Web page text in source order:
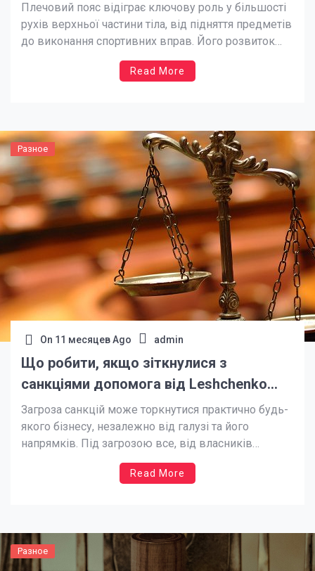
Плечовий пояс відіграє ключову роль у більшості
рухів верхньої частини тіла, від підняття предметів
до виконання спортивних вправ. Його розвиток
забезпечує не лише силу, а й стабільність,
координацію та профілактику травм. Тому
оцінки поточного стану […]
Read More
Разное
On 11 месяцев Ago admin
Що робити, якщо зіткнулися з
санкціями допомога від Leshchenko
Partners
Загроза санкцій може торкнутися практично будь-
якого бізнесу, незалежно від галузі та його
напрямків. Під загрозою все, від власників
компанії до активів. Обмеження санкцій
створюють пряму загрозу для фінансової
системно. Першим кроком […]
Read More
Разное